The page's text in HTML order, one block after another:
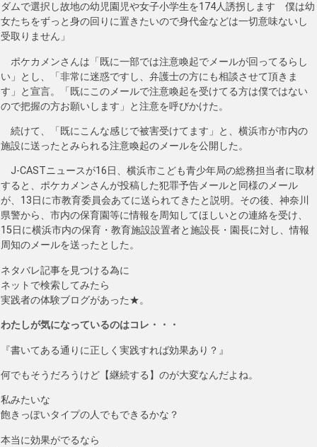
ダムで選択し故地の幼児園児や女子小学生を174人誘拐します 僕は幼
女たちをずっと身の回りに置きたいので身代金などは一切意味ないし
受取りません」
ポケカメンさんは「既に一部では注意喚起でメールが回ってるらし
い」とし、「非常に迷惑ですし、弁護士の方にも相談させて頂きま
す」と宣言。「既にこのメールで注意喚起を受けてる方は僕ではない
ので把握の方お願いします」と注意を呼びかけた。
続けて、「既にこんな感じで被害受けてます」と、横浜市が市内の
施設に送ったとみられる注意喚起のメールを公開した。
J-CASTニュースが16日、横浜市こども青少年局の総務担当者に取材
すると、ポケカメンさんが投稿した犯罪予告メールと同様のメール
が、13日に市教育委員会あてに送られてきたと説明。その後、神奈川
県警から、市内の保育園等に情報を周知してほしいとの連絡を受け、
15日に横浜市内の保育・教育施設設置者と施設長・園長に対し、情報
周知のメールを送ったとした。
ネタバレ記事を見つける為に
ネットで検索してみたら
実践者の体験ブログがあった★。
わたしが気になっているのはコレ・・・
『書いてある通りに正しく実践すれば効果あり？』
何でもそうだろうけど【継続する】のが大変なんだよね。
私みたいな
飽きっぽいタイプの人でもできるかな？
本当に効果がでるなら